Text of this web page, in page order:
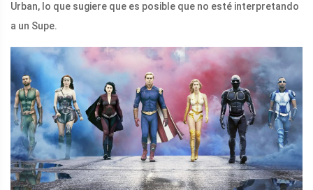
Urban, lo que sugiere que es posible que no esté interpretando
a un Supe.